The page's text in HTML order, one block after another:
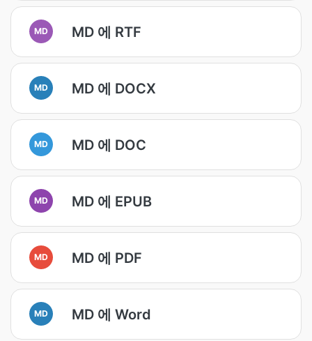
MD MD 에 RTF
MD MD 에 DOCX
MD MD 에 DOC
MD MD 에 EPUB
MD MD 에 PDF
MD MD 에 Word